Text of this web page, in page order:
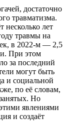
достаточно
травматизма.
несколько лет
травмы на
в 2022-м — 2,5
При этом
за последний
могут быть
и социальной
по её словам,
Но
явлениями
и создаёт